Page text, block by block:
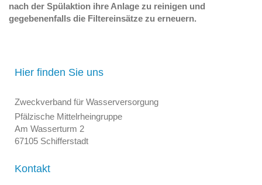
nach der Spülaktion ihre Anlage zu reinigen und
gegebenenfalls die Filtereinsätze zu erneuern.
Hier finden Sie uns
Zweckverband für Wasserversorgung
Pfälzische Mittelrheingruppe
Am Wasserturm 2
67105 Schifferstadt
Kontakt